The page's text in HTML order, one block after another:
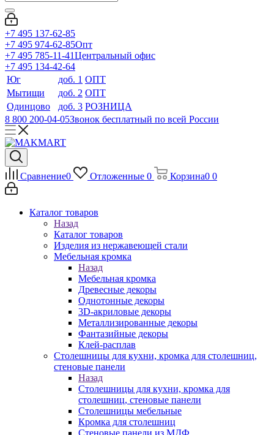
+7 495 137-62-85
+7 495 974-62-85Опт
+7 495 785-11-41Центральный офис
+7 495 134-42-64
Юг
доб. 1 ОПТ
Мытищи
доб. 2 ОПТ
Одинцово
доб. 3 РОЗНИЦА
8 800 200-04-05Звонок бесплатный по всей России
Сравнение0 Отложенные 0 Корзина0 0
Каталог товаров
Назад
Каталог товаров
Изделия из нержавеющей стали
Мебельная кромка
Назад
Мебельная кромка
Древесные декоры
Однотонные декоры
3D-акриловые декоры
Металлизированные декоры
Фантазийные декоры
Клей-расплав
Столешницы для кухни, кромка для столешниц,
стеновые панели
Назад
Столешницы для кухни, кромка для
столешниц, стеновые панели
Столешницы мебельные
Кромка для столешниц
Стеновые панели из МДФ